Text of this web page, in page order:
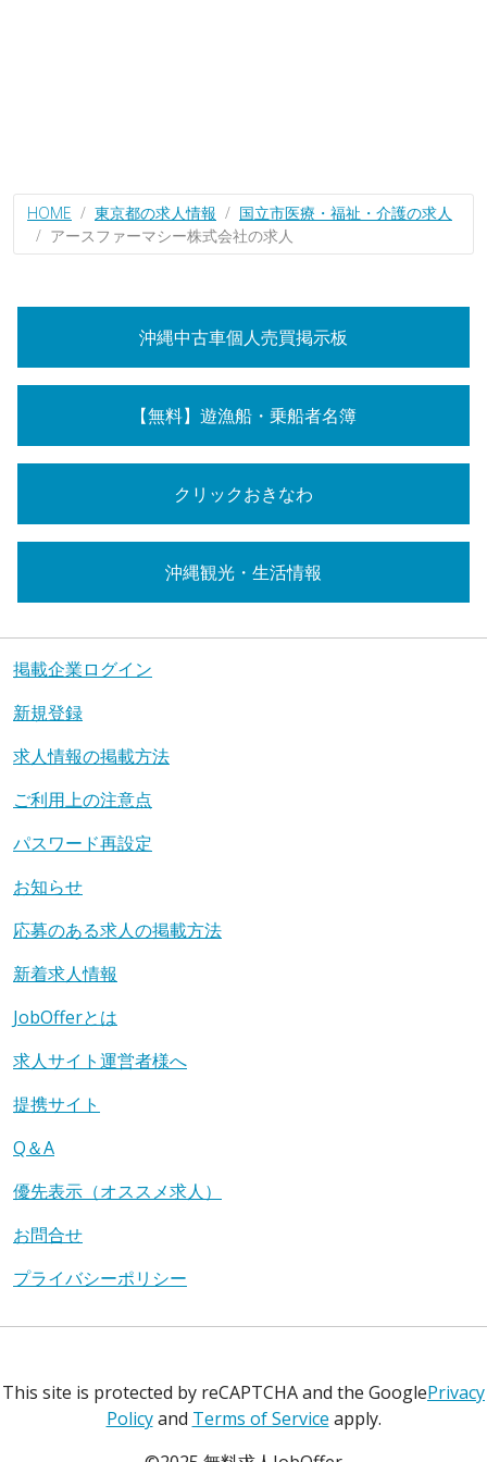
HOME 東京都の求人情報
国立市医療・福祉・介護の求人
アースファーマシー株式会社の求人
沖縄中古車個人売買掲示板
【無料】遊漁船・乗船者名簿
クリックおきなわ
沖縄観光・生活情報
掲載企業ログイン
新規登録
求人情報の掲載方法
ご利用上の注意点
パスワード再設定
お知らせ
応募のある求人の掲載方法
新着求人情報
JobOfferとは
求人サイト運営者様へ
提携サイト
Q＆A
優先表示（オススメ求人）
お問合せ
プライバシーポリシー
This site is protected by reCAPTCHA and the GooglePrivacy
Policyand Terms of Service apply.